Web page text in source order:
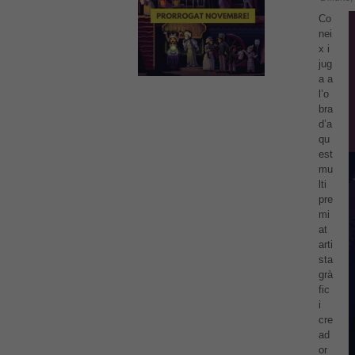
Co
nei
x i
jug
a a
l’o
bra
d’a
qu
est
mu
lti
pre
mi
at
arti
sta
grà
fic
i
cre
ad
or